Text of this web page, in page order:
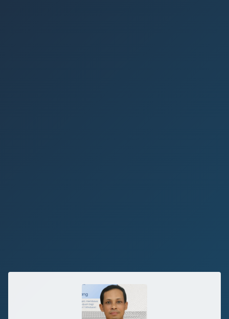
Aktifkan Audio
Selamat datang di
SMK Negeri 1 Windusari